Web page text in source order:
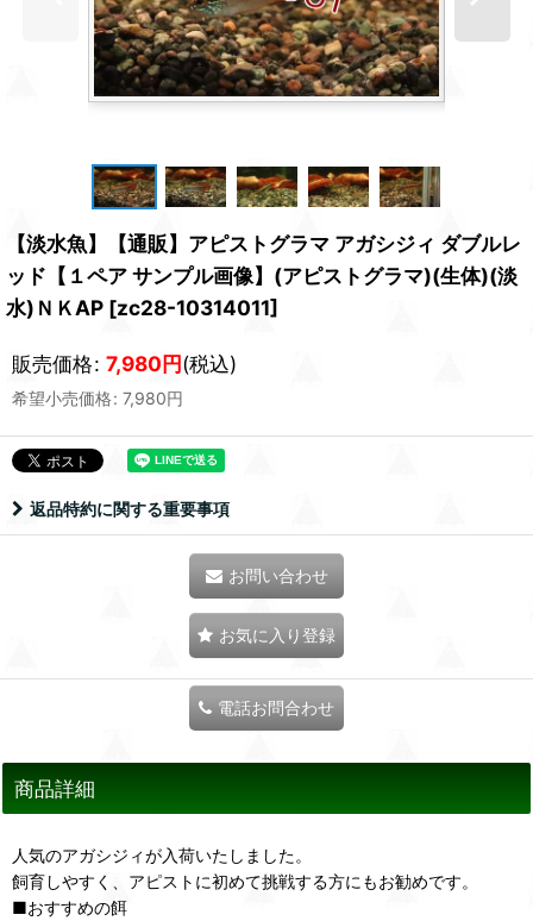
【淡水魚】【通販】アピストグラマ アガシジィ ダブルレ
ッド【１ペア サンプル画像】(アピストグラマ)(生体)(淡
水)ＮＫAP [zc28-10314011]
販売価格: 7,980円(税込)
希望小売価格: 7,980円
返品特約に関する重要事項
お問い合わせ
お気に入り登録
電話お問合わせ
商品詳細
人気のアガシジィが入荷いたしました。
飼育しやすく、アピストに初めて挑戦する方にもお勧めです。
■おすすめの餌